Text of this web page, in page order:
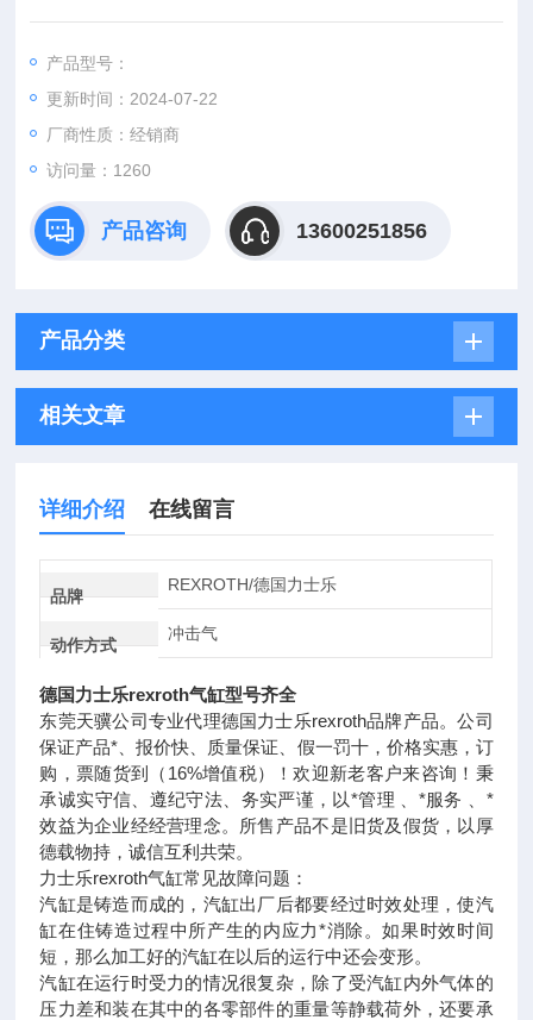
品*、报价快、质量保证、假一罚十，价格实惠，订购，票随货到
法、务实严谨，以*管理 、*服务 、*效益为企业经经营理念。所
售产品不是旧货及假货，以厚德载物持，诚信互利共荣。
产品型号：
更新时间：2024-07-22
厂商性质：经销商
访问量：1260
产品咨询 13600251856
产品分类
相关文章
详细介绍 在线留言
品牌
REXROTH/德国力士乐
动作方式
冲击气
德国力士乐rexroth气缸型号齐全
东莞天骥公司专业代理德国力士乐rexroth品牌产品。公司
保证产品*、报价快、质量保证、假一罚十，价格实惠，订
购，票随货到（16%增值税）！欢迎新老客户来咨询！秉
承诚实守信、遵纪守法、务实严谨，以*管理 、*服务 、*
效益为企业经经营理念。所售产品不是旧货及假货，以厚
德载物持，诚信互利共荣。
力士乐rexroth气缸常见故障问题：
汽缸是铸造而成的，汽缸出厂后都要经过时效处理，使汽
缸在住铸造过程中所产生的内应力*消除。如果时效时间
短，那么加工好的汽缸在以后的运行中还会变形。
汽缸在运行时受力的情况很复杂，除了受汽缸内外气体的
压力差和装在其中的各零部件的重量等静载荷外，还要承